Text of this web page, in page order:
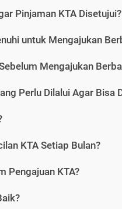
Pinjaman KTA Disetujui?
untuk Mengajukan
Mengajukan
Perlu Dilalui Agar Bisa
KTA Setiap Bulan?
Pengajuan KTA?